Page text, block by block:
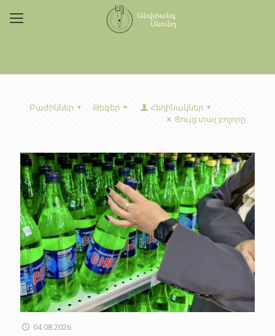
Բաժիններ Թեգեր
Հեղինակներ
Ցույց տալ բոլորը
04.08.2026